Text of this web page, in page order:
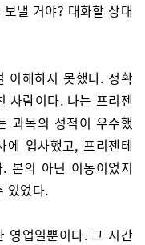
낼 거야? 대화할 상대
이해하지 못했다. 정확
사람이다. 나는 프리젠
과목의 성적이 우수했
에 입사했고, 프리젠테
본의 아닌 이동이었지
있었다.
영업일뿐이다. 그 시간